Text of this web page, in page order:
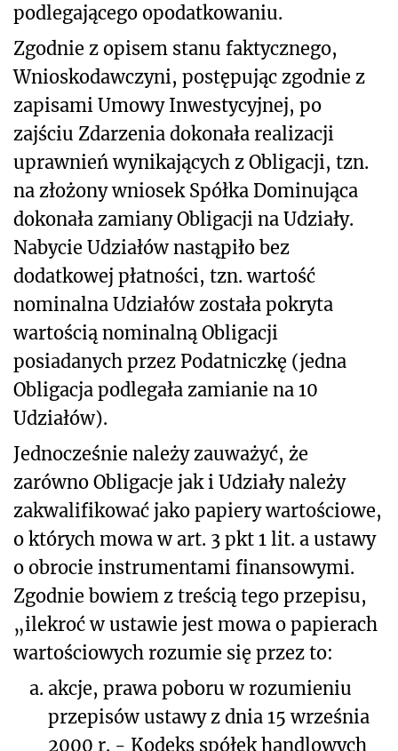
podlegającego opodatkowaniu.
Zgodnie z opisem stanu faktycznego,
Wnioskodawczyni, postępując zgodnie z
zapisami Umowy Inwestycyjnej, po
zajściu Zdarzenia dokonała realizacji
uprawnień wynikających z Obligacji, tzn.
na złożony wniosek Spółka Dominująca
dokonała zamiany Obligacji na Udziały.
Nabycie Udziałów nastąpiło bez
dodatkowej płatności, tzn. wartość
nominalna Udziałów została pokryta
wartością nominalną Obligacji
posiadanych przez Podatniczkę (jedna
Obligacja podlegała zamianie na 10
Udziałów).
Jednocześnie należy zauważyć, że
zarówno Obligacje jak i Udziały należy
zakwalifikować jako papiery wartościowe,
o których mowa w art. 3 pkt 1 lit. a ustawy
o obrocie instrumentami finansowymi.
Zgodnie bowiem z treścią tego przepisu,
„ilekroć w ustawie jest mowa o papierach
wartościowych rozumie się przez to:
a. akcje, prawa poboru w rozumieniu
przepisów ustawy z dnia 15 września
2000 r. - Kodeks spółek handlowych